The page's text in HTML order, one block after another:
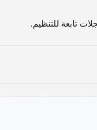
تابعة للتنظيم.